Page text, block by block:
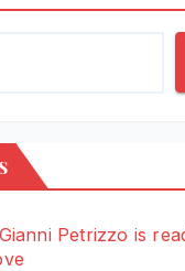
Petrizzo is